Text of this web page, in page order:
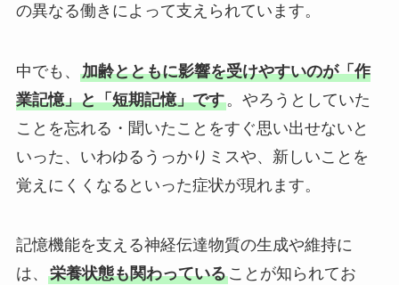
の異なる働きによって支えられています。
中でも、 加齢とともに影響を受けやすいのが「作
業記憶」と「短期記憶」です。やろうとしていた
ことを忘れる・聞いたことをすぐ思い出せないと
いった、いわゆるうっかりミスや、新しいことを
覚えにくくなるといった症状が現れます。
記憶機能を支える神経伝達物質の生成や維持に
は、 栄養状態も関わっていることが知られてお